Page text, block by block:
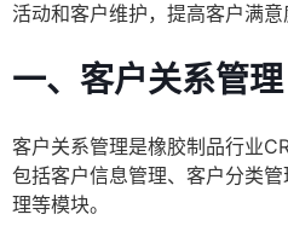
活动和客户维护，提高客户满意
一、客户关系管理
客户关系管理是橡胶制品行业
包括客户信息管理、客户分类
理等模块。